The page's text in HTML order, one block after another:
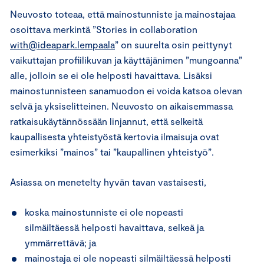
Neuvosto toteaa, että mainostunniste ja mainostajaa
osoittava merkintä ”Stories in collaboration
with@ideapark.lempaala” on suurelta osin peittynyt
vaikuttajan profiilikuvan ja käyttäjänimen ”mungoanna”
alle, jolloin se ei ole helposti havaittava. Lisäksi
mainostunnisteen sanamuodon ei voida katsoa olevan
selvä ja yksiselitteinen. Neuvosto on aikaisemmassa
ratkaisukäytännössään linjannut, että selkeitä
kaupallisesta yhteistyöstä kertovia ilmaisuja ovat
esimerkiksi ”mainos” tai ”kaupallinen yhteistyö”.
Asiassa on menetelty hyvän tavan vastaisesti,
koska mainostunniste ei ole nopeasti
silmäiltäessä helposti havaittava, selkeä ja
ymmärrettävä; ja
mainostaja ei ole nopeasti silmäiltäessä helposti